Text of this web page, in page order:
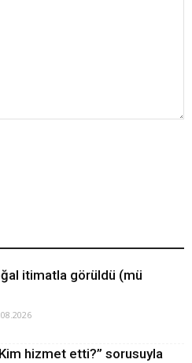
itimatla görüldü (mü
hizmet etti?” sorusuyla